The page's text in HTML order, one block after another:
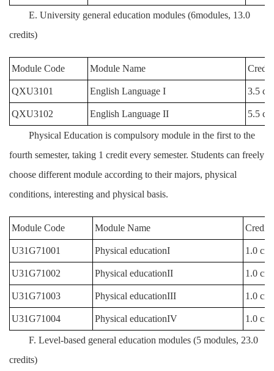
E. University general education modules (6modules, 13.0
credits)
Module Code Module Name Credit
QXU3101 English Language I 3.5
QXU3102 English Language II 5.5
Physical Education is compulsory module in the first to the
fourth semester, taking 1 credit every semester. Students can freely
choose different module according to their majors, physical
conditions, interesting and physical basis.
Module Code Module Name Credit
U31G71001 Physical educationI 1.0
U31G71002 Physical educationII 1.0
U31G71003 Physical educationIII 1.0
U31G71004 Physical educationIV 1.0
F. Level-based general education modules (5 modules, 23.0
credits)